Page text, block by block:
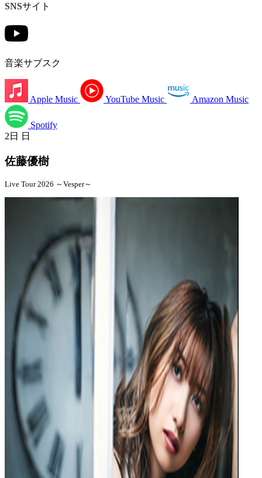
SNSサイト
音楽サブスク
Apple Music YouTube Music Amazon Music
Spotify
2日
日
佐藤優樹
Live Tour 2026 ～Vesper～